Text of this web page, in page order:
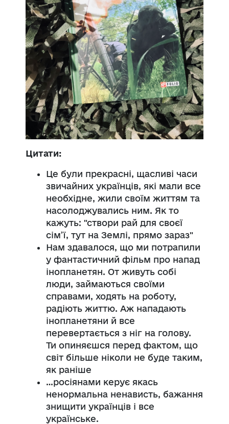
Цитати:
Це були прекрасні, щасливі часи
звичайних українців, які мали все
необхідне, жили своїм життям та
насолоджувались ним. Як то
кажуть: "створи рай для своєї
сім’ї, тут на Землі, прямо зараз"
Нам здавалося, що ми потрапили
у фантастичний фільм про напад
інопланетян. От живуть собі
люди, займаються своїми
справами, ходять на роботу,
радіють життю. Аж нападають
інопланетяни й все
перевертається з ніг на голову.
Ти опиняєшся перед фактом, що
світ більше ніколи не буде таким,
як раніше
…росіянами керує якась
ненормальна ненависть, бажання
знищити українців і все
українське.